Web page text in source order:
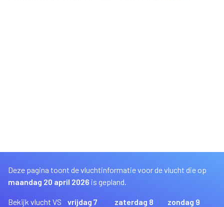
Deze pagina toont de vluchtinformatie voor de vlucht die op
maandag 20 april 2026 is gepland.
Bekijk vlucht VS
vrijdag 7
zaterdag 8
zondag 9